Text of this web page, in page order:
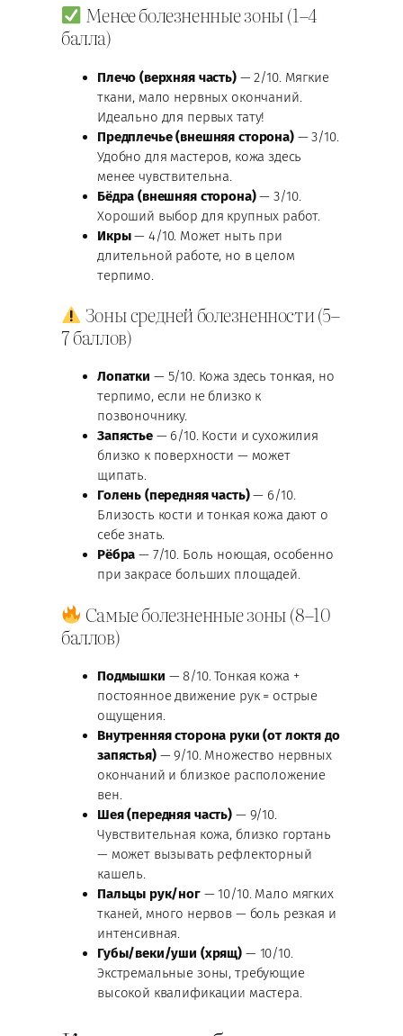
Менее болезненные зоны (1–4
балла)
Плечо (верхняя часть)— 2/10. Мягкие
ткани, мало нервных окончаний.
Идеально для первых тату!
Предплечье (внешняя сторона)— 3/10.
Удобно для мастеров, кожа здесь
менее чувствительна.
Бёдра (внешняя сторона)— 3/10.
Хороший выбор для крупных работ.
Икры— 4/10. Может ныть при
длительной работе, но в целом
терпимо.
Зоны средней болезненности (5–
7 баллов)
Лопатки — 5/10. Кожа здесь тонкая, но
терпимо, если не близко к
позвоночнику.
Запястье— 6/10. Кости и сухожилия
близко к поверхности — может
щипать.
Голень (передняя часть)— 6/10.
Близость кости и тонкая кожа дают о
себе знать.
Рёбра — 7/10. Боль ноющая, особенно
при закрасе больших площадей.
Самые болезненные зоны (8–10
баллов)
Подмышки — 8/10. Тонкая кожа +
постоянное движение рук = острые
ощущения.
Внутренняя сторона руки (от локтя до
запястья)— 9/10. Множество нервных
окончаний и близкое расположение
вен.
Шея (передняя часть) — 9/10.
Чувствительная кожа, близко гортань
— может вызывать рефлекторный
кашель.
Пальцы рук/ног— 10/10. Мало мягких
тканей, много нервов — боль резкая и
интенсивная.
Губы/веки/уши (хрящ) — 10/10.
Экстремальные зоны, требующие
высокой квалификации мастера.